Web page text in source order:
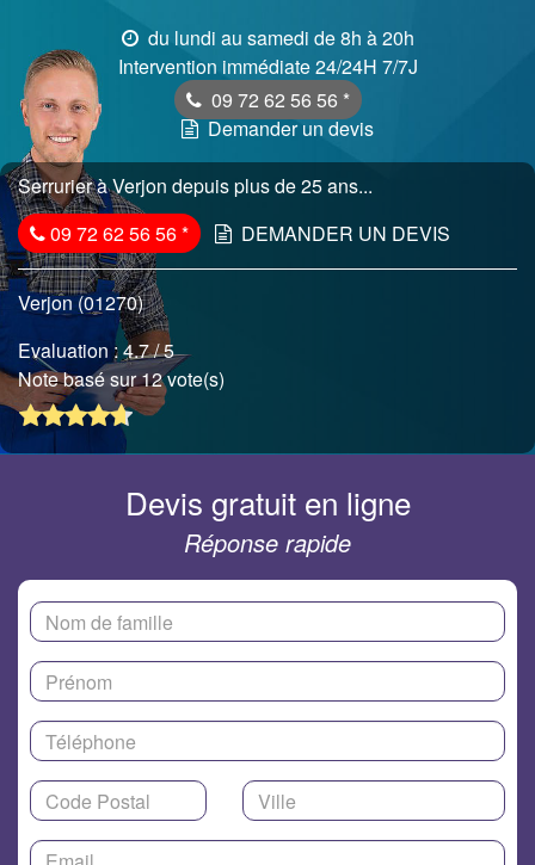
du lundi au samedi de 8h à 20h
Intervention immédiate 24/24H 7/7J
09 72 62 56 56 *
Demander un devis
Serrurier à Verjon depuis plus de 25 ans...
09 72 62 56 56* DEMANDER UN DEVIS
Verjon (01270)
Evaluation :4.7/ 5
Note basé sur 12 vote(s)
Devis gratuit en ligne
Réponse rapide